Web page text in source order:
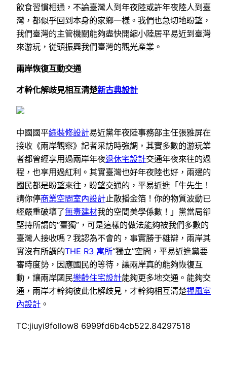
飲食習慣相通，不論臺灣人到年夜陸或許年夜陸人到臺
灣，都似乎回到本身的家鄉一樣。我們也急切地盼望，
我們臺灣的主管機關能夠盡快開縮小陸居平易近到臺灣
來游玩，從頭振興我們臺灣的觀光產業。
兩岸恢復互動交通
才幹化解歧見相互清楚新古典設計
中國國平綠裝修設計易近黨年夜陸事務部主任張雅屏在
接收《兩岸觀察》記者采訪時強調，其實多數的游玩業
者都曾經享用過兩岸年夜退休宅設計交通年夜來往的過
程，也享用過紅利。其實臺灣也好年夜陸也好，兩邊的
國民都是盼望來往，盼望交通的，平易近進「牛先生！
請你停商業空間室內設計止散播金箔！你的物質波動已
經嚴重破壞了無毒建材我的空間美學係數！」黨當局卻
堅持所謂的“臺獨”，可是這樣的做法能夠被我們多數的
臺灣人接收嗎？我認為不會的，事實勝于雄辯，兩岸其
實沒有所謂的THE R3 寓所“獨立”空間，平易近進黨要
審時度勢，因應國民的等待，讓兩岸真的能夠恢復互
動，讓兩岸國民樂齡住宅設計能夠更多地交通。能夠交
通，兩岸才幹夠彼此化解歧見，才幹夠相互清楚禪風室
內設計 。
TC:jiuyi9follow8 6999fd6b4cb522.84297518